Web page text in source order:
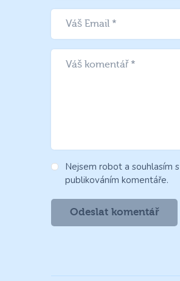
Nejsem robot a souhlasím s
publikováním komentáře.